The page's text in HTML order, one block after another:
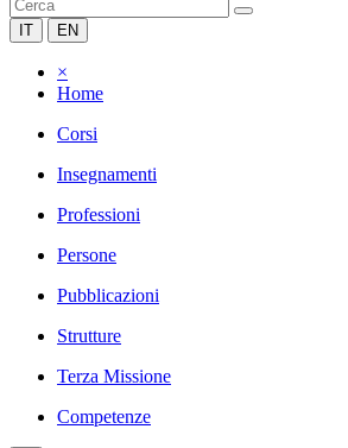
IT EN
×
Home
Corsi
Insegnamenti
Professioni
Persone
Pubblicazioni
Strutture
Terza Missione
Competenze